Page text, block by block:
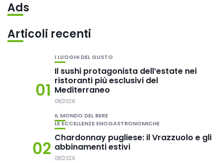
Ads
Articoli recenti
01
I LUOGHI DEL GUSTO
Il sushi protagonista dell’estate nei
ristoranti più esclusivi del
Mediterraneo
08/2026
02
IL MONDO DEL BERE
LE ECCELLENZE ENOGASTRONOMICHE
Chardonnay pugliese: il Vrazzuolo e gli
abbinamenti estivi
08/2026